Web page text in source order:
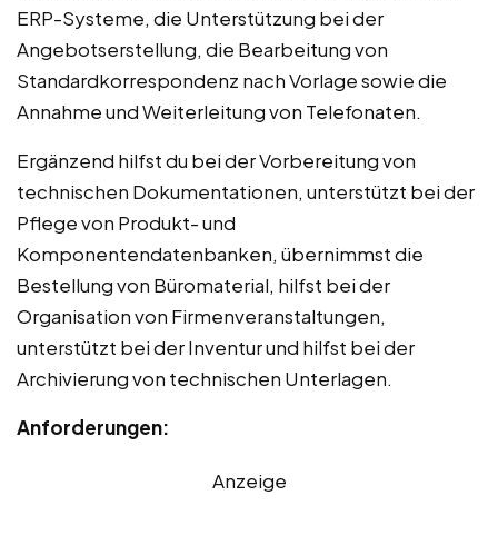
ERP-Systeme, die Unterstützung bei der
Angebotserstellung, die Bearbeitung von
Standardkorrespondenz nach Vorlage sowie die
Annahme und Weiterleitung von Telefonaten.
Ergänzend hilfst du bei der Vorbereitung von
technischen Dokumentationen, unterstützt bei der
Pflege von Produkt- und
Komponentendatenbanken, übernimmst die
Bestellung von Büromaterial, hilfst bei der
Organisation von Firmenveranstaltungen,
unterstützt bei der Inventur und hilfst bei der
Archivierung von technischen Unterlagen.
Anforderungen:
Anzeige